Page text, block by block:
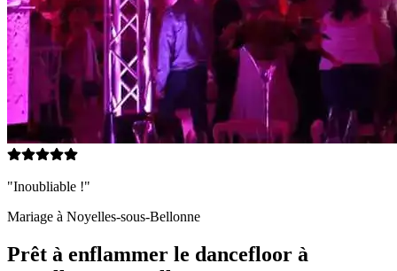
"Inoubliable !"
Mariage à Noyelles-sous-Bellonne
Prêt à enflammer le dancefloor à